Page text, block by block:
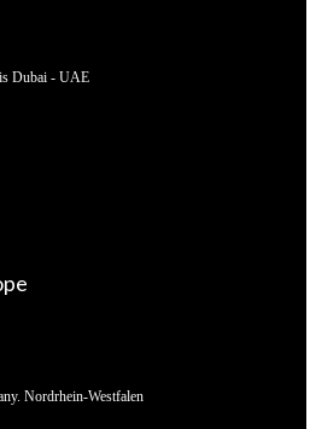
Dubai - UAE
Nordrhein-Westfalen